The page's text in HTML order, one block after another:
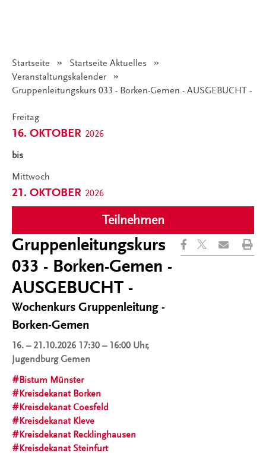
Startseite
Startseite Aktuelles
Veranstaltungskalender
Angezeigt:
Gruppenleitungskurs 033 - Borken-Gemen - AUSGEBUCHT -
Freitag
16. OKTOBER 2026
bis
Mittwoch
21. OKTOBER 2026
Teilnehmen
Gruppenleitungskurs
033 - Borken-Gemen -
AUSGEBUCHT -
Wochenkurs Gruppenleitung -
Borken-Gemen
16. – 21.10.2026 17:30 – 16:00 Uhr,
Jugendburg Gemen
Bistum Münster
Kreisdekanat Borken
Kreisdekanat Coesfeld
Kreisdekanat Kleve
Kreisdekanat Recklinghausen
Kreisdekanat Steinfurt